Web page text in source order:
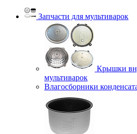
Запчасти для мультиварок
Крышки
мультиварок
Влагосборники